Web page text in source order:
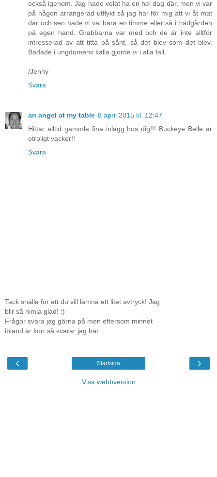
också igenom. Jag hade velat ha en hel dag där, men vi var
på någon arrangerad utflykt så jag har för mig att vi åt mat
där och sen hade vi väl bara en timme eller så i trädgården
på egen hand. Grabbarna var med och de är inte alltför
intresserad av att titta på sånt, så det blev som det blev.
Badade i ungdomens källa gjorde vi i alla fall.
/Jenny
Svara
an angel at my table 8 april 2015 kl. 12:47
Hittar alltid gammla fina inlägg hos dig!!! Buckeye Belle är
otroligt vacker!!
Svara
Tack snälla för att du vill lämna ett litet avtryck! Jag
blir så himla glad! :)
Frågor svara jag gärna på men eftersom minnet
ibland är kort så svarar jag här.
‹ ›
Startsida
Visa webbversion